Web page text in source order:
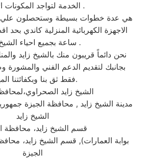
الخدمة لتواجد المكونات الاصلية .
هي عدة خطوات بسيطة وستحصلون
الاجهزة الكهربائية المنزلية كاندي
ساعة بجميع احياء الشيخ زايد .
نحن دائماً قريبون منك بالشيخ زايد
بجانبك لتقديم الدعم الفني
فقط ثق بنا وبكفائتنا المهنية.
الشيخ زايد
مدينة الشيخ زايد , محافظة الجيزة
الشيخ زايد
قسم الشيخ زايد، محافظة
بوابة العمارات), قسم الشيخ زايد،
الجيزة